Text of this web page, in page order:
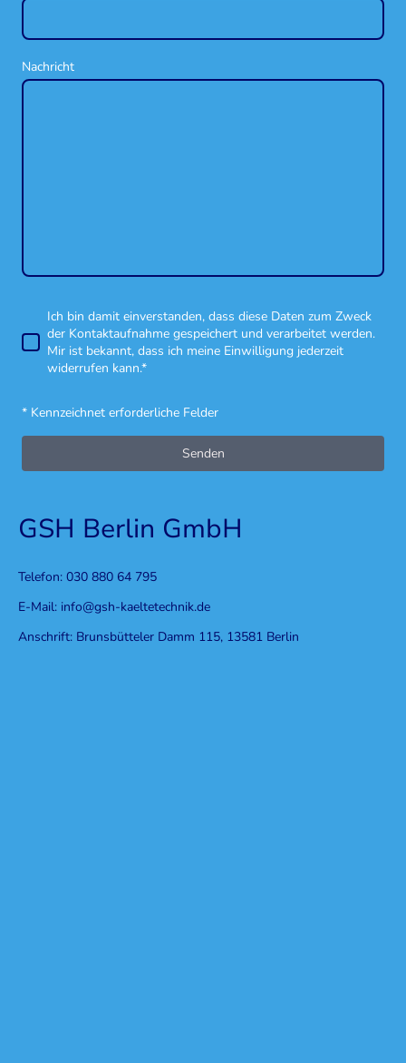
Nachricht
Ich bin damit einverstanden, dass diese Daten zum Zweck
der Kontaktaufnahme gespeichert und verarbeitet werden.
Mir ist bekannt, dass ich meine Einwilligung jederzeit
widerrufen kann.*
* Kennzeichnet erforderliche Felder
Senden
GSH Berlin GmbH
Telefon: 030 880 64 795
E-Mail: info@gsh-kaeltetechnik.de
Anschrift: Brunsbütteler Damm 115, 13581 Berlin